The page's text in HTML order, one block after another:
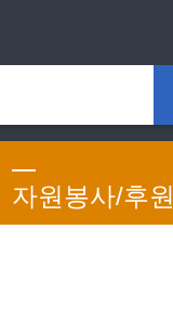
자원봉사/후원